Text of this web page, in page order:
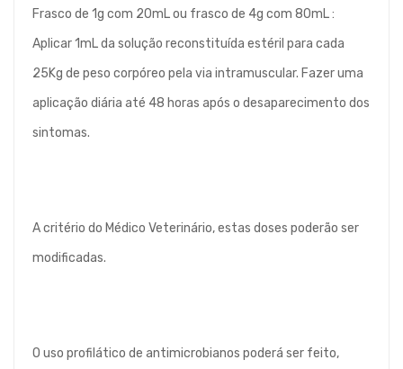
Frasco de 1g com 20mL ou frasco de 4g com 80mL :
Aplicar 1mL da solução reconstituída estéril para cada
25Kg de peso corpóreo pela via intramuscular. Fazer uma
aplicação diária até 48 horas após o desaparecimento dos
sintomas.
A critério do Médico Veterinário, estas doses poderão ser
modificadas.
O uso profilático de antimicrobianos poderá ser feito,